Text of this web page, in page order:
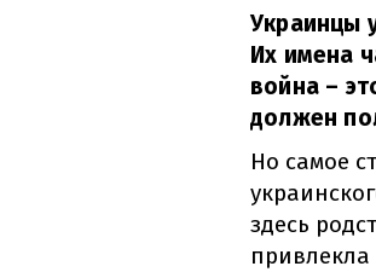
Украинцы
Их имена
война –
должен
Но самое
здесь